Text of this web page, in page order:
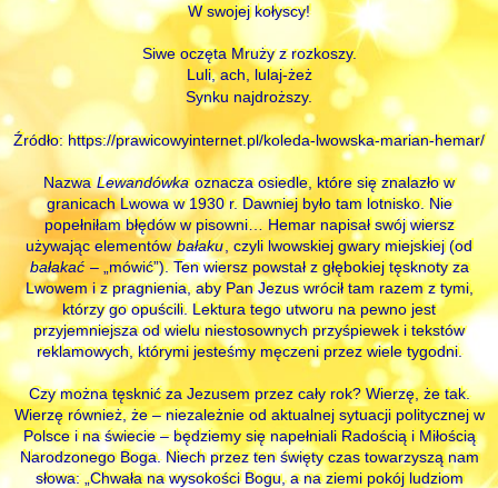
W swojej kołyscy!
Siwe oczęta Mruży z rozkoszy.
Luli, ach, lulaj-żeż
Synku najdroższy.
Źródło: https://prawicowyinternet.pl/koleda-lwowska-marian-hemar/
NazwaLewandówkaoznacza osiedle, które się znalazło w
granicach Lwowa w 1930 r. Dawniej było tam lotnisko. Nie
popełniłam błędów w pisowni… Hemar napisał swój wiersz
używając elementówbałaku, czyli lwowskiej gwary miejskiej (od
bałakać– „mówić”). Ten wiersz powstał z głębokiej tęsknoty za
Lwowem i z pragnienia, aby Pan Jezus wrócił tam razem z tymi,
którzy go opuścili. Lektura tego utworu na pewno jest
przyjemniejsza od wielu niestosownych przyśpiewek i tekstów
reklamowych, którymi jesteśmy męczeni przez wiele tygodni.
Czy można tęsknić za Jezusem przez cały rok? Wierzę, że tak.
Wierzę również, że – niezależnie od aktualnej sytuacji politycznej w
Polsce i na świecie – będziemy się napełniali Radością i Miłością
Narodzonego Boga. Niech przez ten święty czas towarzyszą nam
słowa: „Chwała na wysokości Bogu, a na ziemi pokój ludziom